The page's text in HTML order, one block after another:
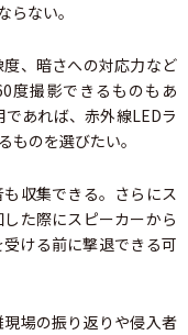
ない。
、暗さへの対応力など
度撮影できるものもあ
あれば、赤外線LEDラ
ものを選びたい。
収集できる。さらにス
た際にスピーカーから
ける前に撃退できる可
場の振り返りや侵入者